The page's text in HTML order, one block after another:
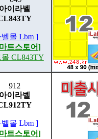
아이라벨
벨몰 Lbm ]
트스토어]
몰 CL843TY
912
아이라벨
벨몰 Lbm ]
트스토어]